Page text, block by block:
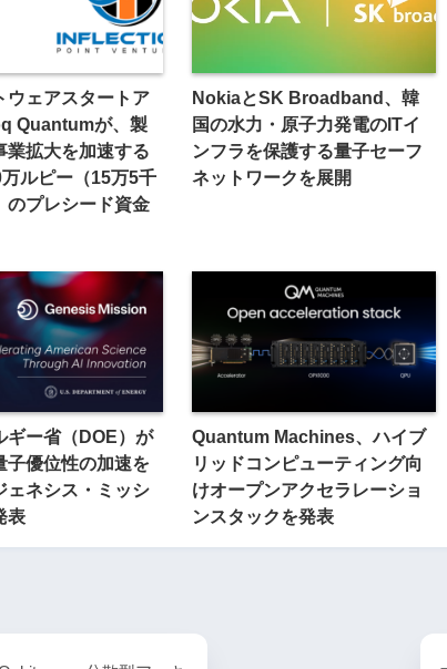
ウェアスタートア
Quantumが、製
業拡大を加速する
ルピー（15万5千
のプレシード資金
NokiaとSK Broadband、韓
国の水力・原子力発電のITイ
ンフラを保護する量子セーフ
ネットワークを展開
ギー省（DOE）が
子優位性の加速を
ェネシス・ミッシ
表
Quantum Machines、ハイブ
リッドコンピューティング向
けオープンアクセラレーショ
ンスタックを発表